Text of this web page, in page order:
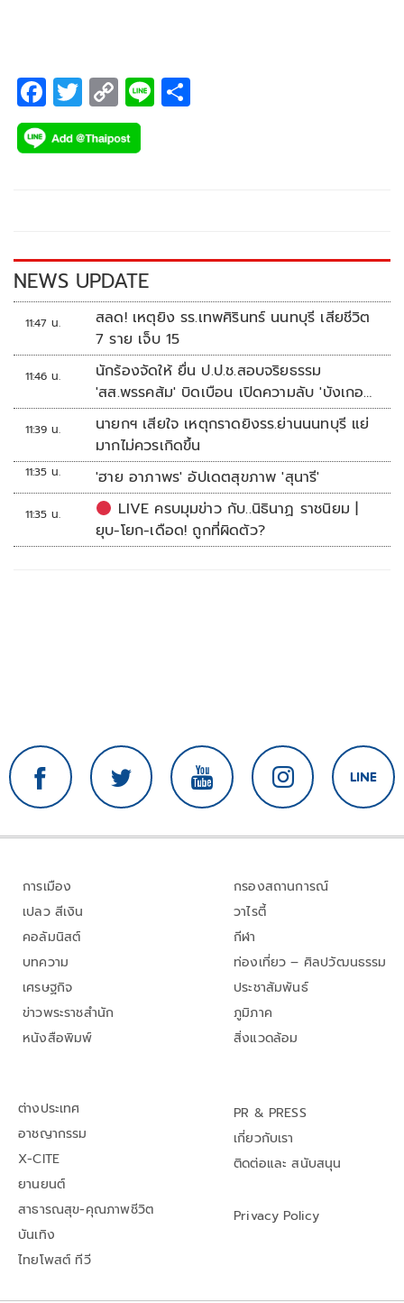
F
ac
e
k
T
wi
tt
C
o
p
k
Li
NEWS UPDATE
11:47 น.
สลด! เหตุยิง รร.เทพศิรินทร์ นนทบุรี เสียชีวิต
7 ราย เจ็บ 15
11:46 น.
นักร้องจัดให้ ยื่น ป.ป.ช.สอบจริยธรรม
'สส.พรรคส้ม' บิดเบือน เปิดความลับ 'บังเกอร์
ทหาร'
11:39 น.
นายกฯ เสียใจ เหตุกราดยิงรร.ย่านนนทบุรี แย่
มากไม่ควรเกิดขึ้น
11:35 น. 'ฮาย อาภาพร' อัปเดตสุขภาพ 'สุนารี'
11:35 น.
LIVE ครบมุมข่าว กับ..นิธินาฏ ราชนิยม |
ยุบ-โยก-เดือด! ถูกที่ผิดตัว?
การเมือง
เปลว สีเงิน
คอลัมนิสต์
บทความ
เศรษฐกิจ
ข่าวพระราชสำนัก
หนังสือพิมพ์
กรองสถานการณ์
วาไรตี้
กีฬา
ท่องเที่ยว – ศิลปวัฒนธรรม
ประชาสัมพันธ์
ภูมิภาค
สิ่งแวดล้อม
ต่างประเทศ
อาชญากรรม
X-CITE
ยานยนต์
สาธารณสุข-คุณภาพชีวิต
บันเทิง
ไทยโพสต์ ทีวี
PR & PRESS
เกี่ยวกับเรา
ติดต่อและ สนับสนุน
Privacy Policy